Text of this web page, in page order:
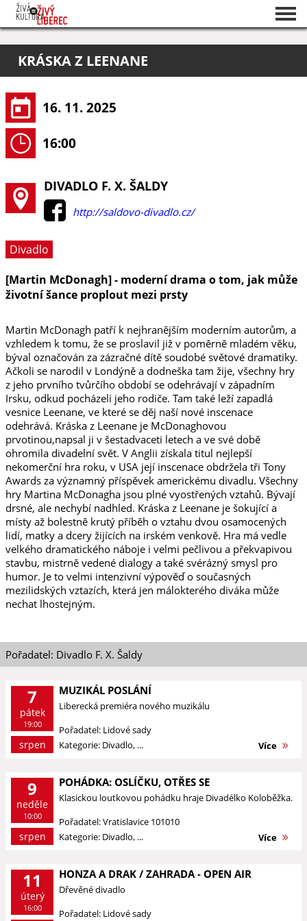
O projektu
Pořadatelé
KRÁSKA Z LEENANE
16. 11. 2025
16:00
DIVADLO F. X. ŠALDY
http://saldovo-divadlo.cz/
Divadlo
[Martin McDonagh] - moderní drama o tom, jak může
životní šance proplout mezi prsty
Martin McDonagh patří k nejhranějším moderním autorům, a
vzhledem k tomu, že se proslavil již v poměrně mladém věku,
býval označován za zázračné dítě soudobé světové dramatiky.
Ačkoli se narodil v Londýně a dodneška tam žije, všechny hry
z jeho prvního tvůrčího období se odehrávají v západním
Irsku, odkud pocházeli jeho rodiče. Tam také leží zapadlá
vesnice Leenane, ve které se děj naší nové inscenace
odehrává. Kráska z Leenane je McDonaghovou
prvotinou,napsal ji v šestadvaceti letech a ve své době
ohromila divadelní svět. V Anglii získala titul nejlepší
nekomerční hra roku, v USA její inscenace obdržela tři Tony
Awards za významný příspěvek americkému divadlu. Všechny
hry Martina McDonagha jsou plné vyostřených vztahů. Bývají
drsné, ale nechybí nadhled. Kráska z Leenane je šokující a
místy až bolestně krutý příběh o vztahu dvou osamocených
lidí, matky a dcery žijících na irském venkově. Hra má vedle
velkého dramatického náboje i velmi pečlivou a překvapivou
stavbu, mistrně vedené dialogy a také svérázný smysl pro
humor. Je to velmi intenzivní výpověď o současných
mezilidských vztazích, která jen málokterého diváka může
nechat lhostejným.
Pořadatel: Divadlo F. X. Šaldy
7
pátek
19:00
srpen
MUZIKÁL POSLÁNÍ
Liberecká premiéra nového muzikálu
Pořadatel: Lidové sady
Kategorie: Divadlo, ...
Více
9
neděle
10:00
srpen
POHÁDKA: OSLÍČKU, OTŘES SE
Klasickou loutkovou pohádku hraje Divadélko Koloběžka.
Pořadatel: Vratislavice 101010
Kategorie: Divadlo, ...
Více
11
úterý
16:00
HONZA A DRAK / ZAHRADA - OPEN AIR
Dřevěné divadlo
Pořadatel: Lidové sady